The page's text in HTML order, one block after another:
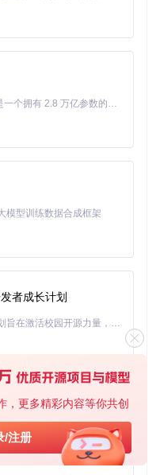
，更多精彩内容等你共创
/注册
Kimi K3 是Kimi能力最强的模型：这是一个拥有 2.8 万亿参数的混合专家（MoE）模型，具备原生视觉理解能力，并支持 100 万 token 的上下文窗口。
模型训练数据合成框架
者成长计划
「源启盛夏」暑期校园开发者成长计划旨在激活校园开源力量，通过积分激励、认证扶持、资源倾斜等形式，引导高校组织和开发者完成「入驻 — 建项目 — 做贡献 — 获认证 — 得资源」的完整闭环。无论你是想带领社团入驻平台的组织者，还是希望用代码贡献证明自己的开发者，都能在这里找到属于你的成长路径。
基于Python的Xiaozhi AI，适用于想要完整Xiaozhi体验而无需拥有专用硬件的用户。